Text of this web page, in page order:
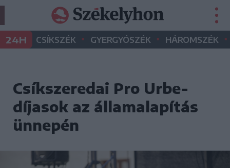
24H CSÍKSZÉK • GYERGYÓSZÉK • HÁROMSZÉK •
Csíkszeredai Pro Urbe-
díjasok az államalapítás
ünnepén